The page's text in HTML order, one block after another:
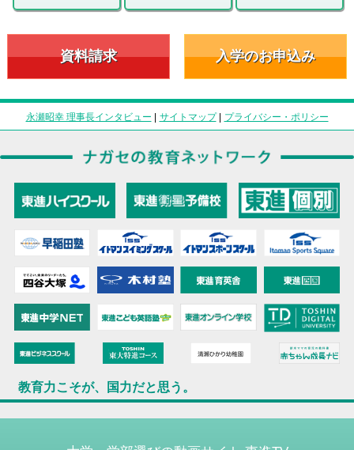
資料請求 入学のお申込み
永瀬昭幸 理事長インタビュー | サイトマップ| プライバシー・ポリシー
教育力こそが、国力だと思う。